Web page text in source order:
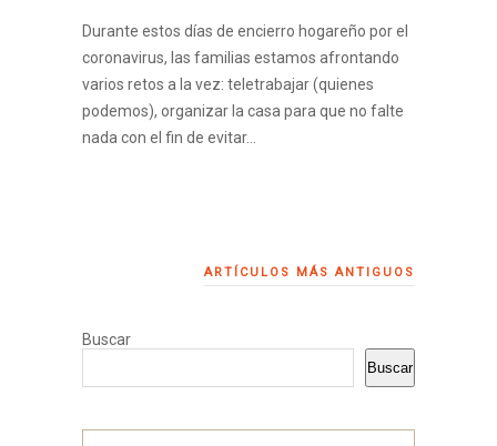
Durante estos días de encierro hogareño por el
coronavirus, las familias estamos afrontando
varios retos a la vez: teletrabajar (quienes
podemos), organizar la casa para que no falte
nada con el fin de evitar…
ARTÍCULOS MÁS ANTIGUOS
Buscar
Buscar